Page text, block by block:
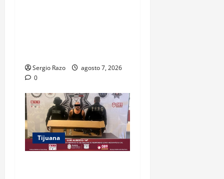
Sergio Razo
agosto 7, 2026
0
Tijuana